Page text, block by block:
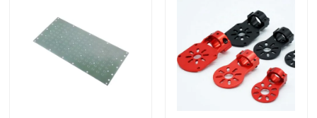
Fabrik-Ausflug
Qualitätskontrolle